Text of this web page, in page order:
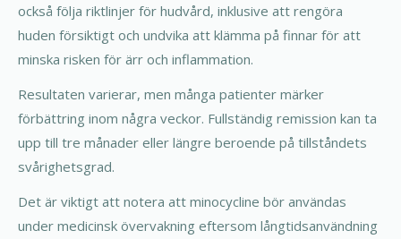
också följa riktlinjer för hudvård, inklusive att rengöra
huden försiktigt och undvika att klämma på finnar för att
minska risken för ärr och inflammation.
Resultaten varierar, men många patienter märker
förbättring inom några veckor. Fullständig remission kan ta
upp till tre månader eller längre beroende på tillståndets
svårighetsgrad.
Det är viktigt att notera att minocycline bör användas
under medicinsk övervakning eftersom långtidsanvändning